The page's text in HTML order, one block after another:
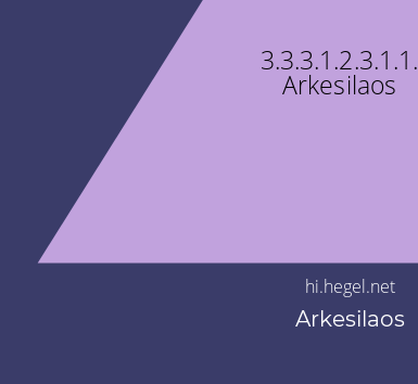
3.3.3.1.2.3.1.1.
Arkesilaos
hi.hegel.net
Arkesilaos